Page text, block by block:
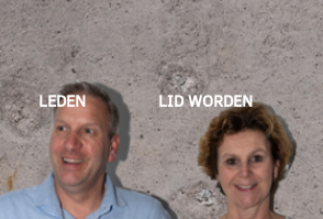
LEDEN LID WORDEN